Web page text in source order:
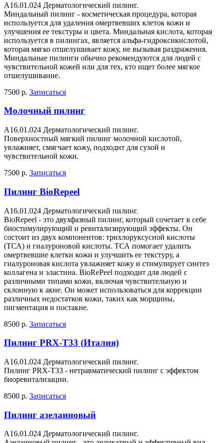
A16.01.024 Дерматологический пилинг.
Миндальный пилинг - косметическая процедура, которая
используется для удаления омертвевших клеток кожи и
улучшения ее текстуры и цвета. Миндальная кислота, которая
используется в пилингах, является альфа-гидроксикислотой,
которая мягко отшелушивает кожу, не вызывая раздражения.
Миндальные пилинги обычно рекомендуются для людей с
чувствительной кожей или для тех, кто ищет более мягкое
отшелушивание.
7500 р. Записаться
Молочный пилинг
A16.01.024 Дерматологический пилинг.
Поверхностный мягкий пилинг молочной кислотой,
увлажняет, смягчает кожу, подходит для сухой и
чувствительной кожи.
7500 р. Записаться
Пилинг BioRepeel
A16.01.024 Дерматологический пилинг.
BioRepeel - это двухфазный пилинг, который сочетает в себе
биостимулирующий и ревитализирующий эффекты. Он
состоит из двух компонентов: трихлоруксусной кислоты
(ТСА) и гиалуроновой кислоты. ТСА помогает удалить
омертвевшие клетки кожи и улучшить ее текстуру, а
гиалуроновая кислота увлажняет кожу и стимулирует синтез
коллагена и эластина. BioRePeel подходит для людей с
различными типами кожи, включая чувствительную и
склонную к акне. Он может использоваться для коррекции
различных недостатков кожи, таких как морщины,
пигментация и постакне.
8500 р. Записаться
Пилинг PRX-T33 (Италия)
A16.01.024 Дерматологический пилинг.
Пилинг PRX-T33 - нетравматический пилинг с эффектом
биоревитализации.
8500 р. Записаться
Пилинг азелаиновый
A16.01.024 Дерматологический пилинг.